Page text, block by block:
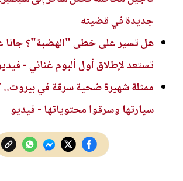
جديدة في قضيته
هل تسير على خطى "الهضبة"؟ جانا
تستعد لإطلاق أول ألبوم غنائي -
ممثلة شهيرة ضحية سرقة في
سيارتها وسرقوا محتوياتها - فيديو